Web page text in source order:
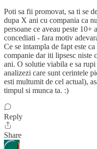
Poti sa fii promovat, sa ti se
dupa X ani cu compania ca
persoane ce aveau peste 10+
concediati - fara motiv
Ce se intampla de fapt este
companie dar iti lipsesc niste
ani. O solutie viabila e sa
analizezi care sunt cerintele
esti multumit de cel actual),
timpul si munca ta. :)
Reply
Share